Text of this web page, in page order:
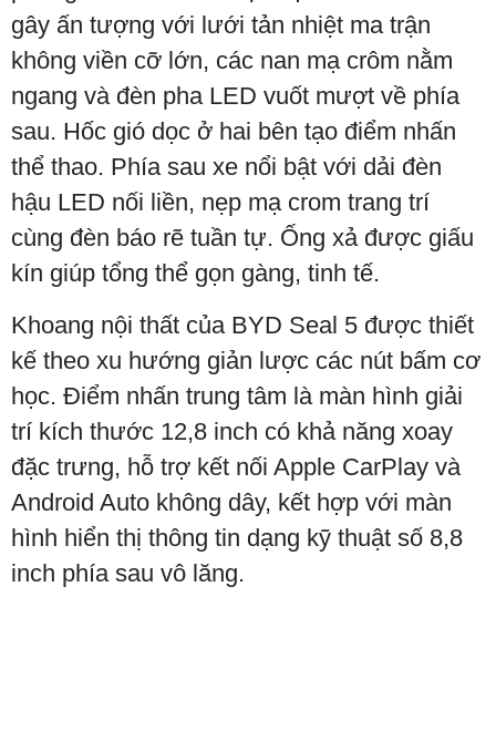
gây ấn tượng với lưới tản nhiệt ma trận
không viền cỡ lớn, các nan mạ crôm nằm
ngang và đèn pha LED vuốt mượt về phía
sau. Hốc gió dọc ở hai bên tạo điểm nhấn
thể thao. Phía sau xe nổi bật với dải đèn
hậu LED nối liền, nẹp mạ crom trang trí
cùng đèn báo rẽ tuần tự. Ống xả được giấu
kín giúp tổng thể gọn gàng, tinh tế.
Khoang nội thất của BYD Seal 5 được thiết
kế theo xu hướng giản lược các nút bấm cơ
học. Điểm nhấn trung tâm là màn hình giải
trí kích thước 12,8 inch có khả năng xoay
đặc trưng, hỗ trợ kết nối Apple CarPlay và
Android Auto không dây, kết hợp với màn
hình hiển thị thông tin dạng kỹ thuật số 8,8
inch phía sau vô lăng.